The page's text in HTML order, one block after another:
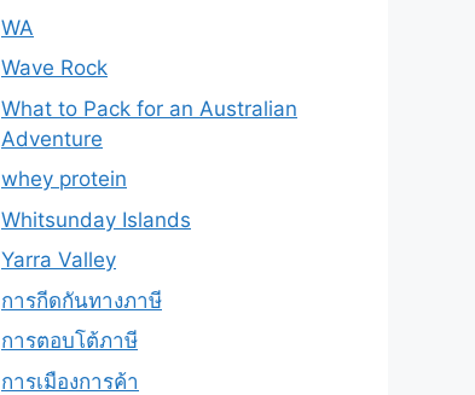
WA
Wave Rock
What to Pack for an Australian
Adventure
whey protein
Whitsunday Islands
Yarra Valley
การกีดกันทางภาษี
การตอบโต้ภาษี
การเมืองการค้า